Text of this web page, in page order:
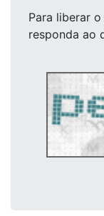
Para liberar o
responda ao